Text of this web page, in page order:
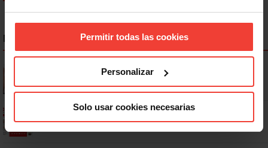
Permitir todas las cookies
Personalizar
Solo usar cookies necesarias
NOTICIAS MÁS LEÍDAS
Se actualizan las patologías para acceder a la jubilación
anticipada por discapacidad
Ya os podéis descargar la app de USO